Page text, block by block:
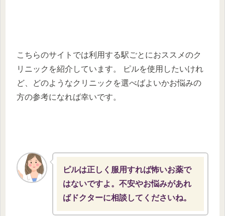
こちらのサイトでは利用する駅ごとにおススメのク
リニックを紹介しています。 ピルを使用したいけれ
ど、どのようなクリニックを選べばよいかお悩みの
方の参考になれば幸いです。
ピルは正しく服用すれば怖いお薬で
はないですよ。不安やお悩みがあれ
ばドクターに相談してくださいね。